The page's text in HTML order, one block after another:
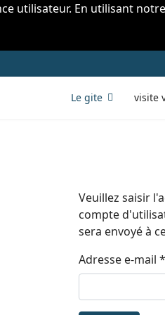
utilisateur. En utilisant
Le gite visite
Veuillez saisir
compte
sera envoyé à
Adresse e-mail *